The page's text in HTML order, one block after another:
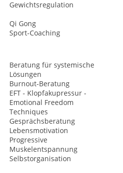
Gewichtsregulation
Qi Gong
Sport-Coaching
Beratung für systemische
Lösungen
Burnout-Beratung
EFT - Klopfakupressur -
Emotional Freedom
Techniques
Gesprächsberatung
Lebensmotivation
Progressive
Muskelentspannung
Selbstorganisation